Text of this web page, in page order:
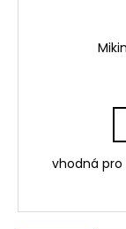
vhodná pro